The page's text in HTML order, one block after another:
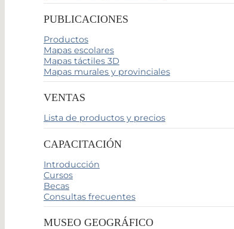
PUBLICACIONES
Productos
Mapas escolares
Mapas táctiles 3D
Mapas murales y provinciales
VENTAS
Lista de productos y precios
CAPACITACIÓN
Introducción
Cursos
Becas
Consultas frecuentes
MUSEO GEOGRÁFICO